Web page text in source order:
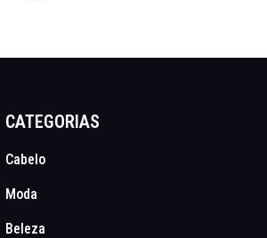
CATEGORIAS
Cabelo
Moda
Beleza